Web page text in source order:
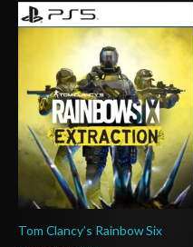
Tom Clancy’s Rainbow Six
Rango
de
precios:
desde
$20.03
hasta
$29.03